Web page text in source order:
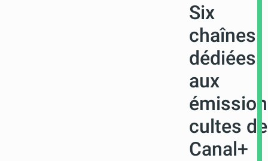
Six
chaînes
dédiées
aux
cultes de
Canal+